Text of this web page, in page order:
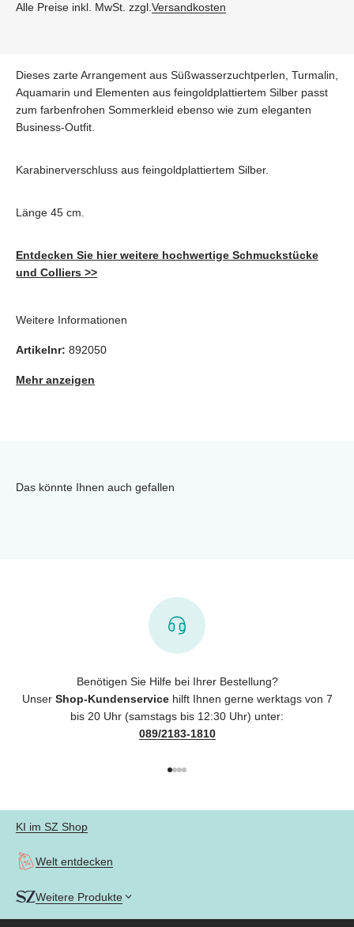
Alle Preise inkl. MwSt. zzgl.Versandkosten
Dieses zarte Arrangement aus Süßwasserzuchtperlen, Turmalin,
Aquamarin und Elementen aus feingoldplattiertem Silber passt
zum farbenfrohen Sommerkleid ebenso wie zum eleganten
Business-Outfit.
Karabinerverschluss aus feingoldplattiertem Silber.
Länge 45 cm.
Entdecken Sie hier weitere hochwertige Schmuckstücke
und Colliers >>
Weitere Informationen
Artikelnr: 892050
Mehr anzeigen
Das könnte Ihnen auch gefallen
Benötigen Sie Hilfe bei Ihrer Bestellung?
Unser Shop-Kundenservicehilft Ihnen gerne werktags von 7
bis 20 Uhr (samstags bis 12:30 Uhr) unter:
089/2183-1810
KI im SZ Shop
Welt entdecken
Weitere Produkte